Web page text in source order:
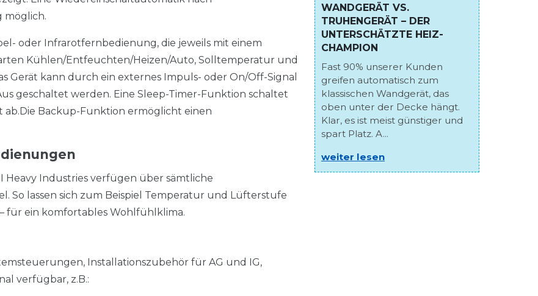
möglich.
oder Infrarotfernbedienung, die jeweils mit einem
Kühlen/Entfeuchten/Heizen/Auto, Solltemperatur und
Gerät kann durch ein externes Impuls- oder On/Off-Signal
geschaltet werden. Eine Sleep-Timer-Funktion schaltet
ab. Die Backup-Funktion ermöglicht einen
Heavy Industries verfügen über sämtliche
So lassen sich zum Beispiel Temperatur und Lüfterstufe
für ein komfortables Wohlfühlklima.
Installationszubehör für AG und IG,
verfügbar, z.B.:
WANDGERÄT VS.
TRUHENGERÄT – DER
UNTERSCHÄTZTE HEIZ-
CHAMPION
Fast 90% unserer Kunden
greifen automatisch zum
klassischen Wandgerät, das
oben unter der Decke hängt.
Klar, es ist meist günstiger und
spart Platz. A...
weiter lesen